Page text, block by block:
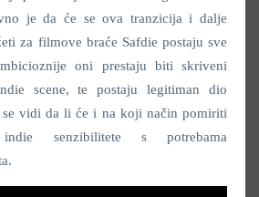
je da će se ova tranzicija i dalje
za filmove braće Safdie postaju sve
oni prestaju biti skriveni
scene, te postaju legitiman dio
se vidi da li će i na koji način pomiriti
senzibilitete s potrebama